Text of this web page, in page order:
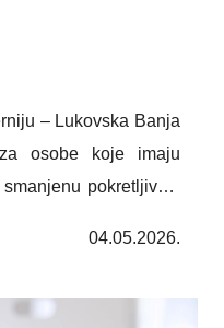
– Lukovska Banja
osobe koje imaju
pokretljivost
čistom planinskom
potrebama, pruža
04.05.2026.